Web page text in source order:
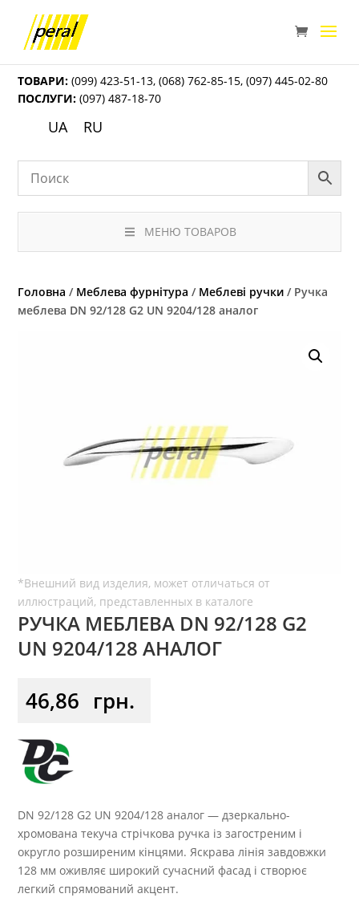
ТОВАРИ: (099) 423-51-13,(068) 762-85-15,(097) 445-02-80
ПОСЛУГИ: (097) 487-18-70
UA RU
МЕНЮ ТОВАРОВ
Головна / Меблева фурнітура / Меблеві ручки / Ручка
меблева DN 92/128 G2 UN 9204/128 аналог
РУЧКА МЕБЛЕВА DN 92/128 G2
UN 9204/128 АНАЛОГ
46,86 грн.
DN 92/128 G2 UN 9204/128 аналог — дзеркально-
хромована текуча стрічкова ручка із загостреним і
округло розширеним кінцями. Яскрава лінія завдовжки
128 мм оживляє широкий сучасний фасад і створює
легкий спрямований акцент.